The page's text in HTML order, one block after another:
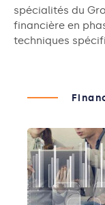
spécialités du
financière en
techniques